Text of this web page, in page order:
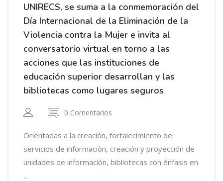
UNIRECS, se suma a la conmemoración del
Día Internacional de la Eliminación de la
Violencia contra la Mujer e invita al
conversatorio virtual en torno a las
acciones que las instituciones de
educación superior desarrollan y las
bibliotecas como lugares seguros
0 Comentarios
Orientadas a la creación, fortalecimiento de
servicios de informaciòn, creación y proyección de
unidades de información, bibliotecas con énfasis en
...